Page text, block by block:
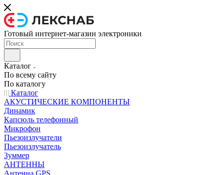
Готовый интернет-магазин электроники
Каталог
По всему сайту
По каталогу
Каталог
АКУСТИЧЕСКИЕ КОМПОНЕНТЫ
Динамик
Капсюль телефонный
Микрофон
Пьезоизлучатели
Пьезоизлучатель
Зуммер
АНТЕННЫ
Антенна GPS